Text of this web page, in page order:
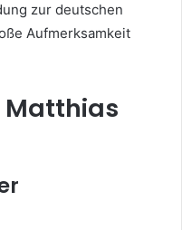
zur deutschen
Aufmerksamkeit
Matthias